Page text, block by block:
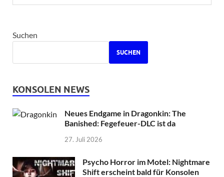
Suchen
SUCHEN
KONSOLEN NEWS
Neues Endgame in Dragonkin: The
Banished: Fegefeuer-DLC ist da
27. Juli 2026
Psycho Horror im Motel: Nightmare
Shift erscheint bald für Konsolen